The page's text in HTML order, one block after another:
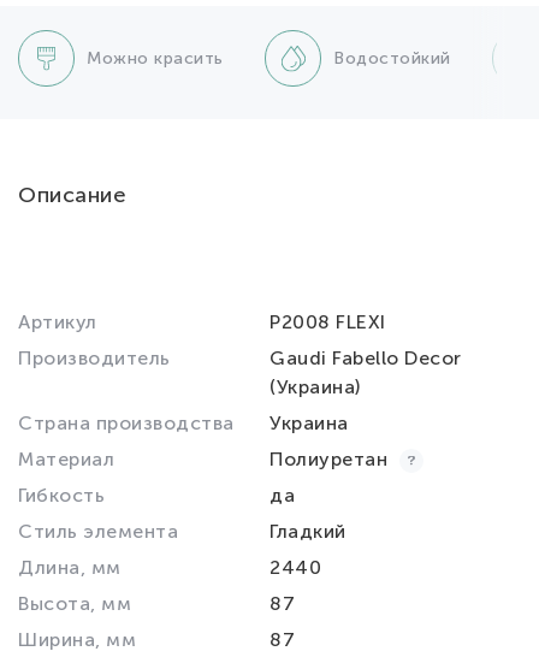
Можно красить Водостойкий
Описание
Артикул
P2008 FLEXI
Производитель
Gaudi Fabello Decor
(Украина)
Страна производства
Украина
Материал
Полиуретан
Гибкость
да
Стиль элемента
Гладкий
Длина, мм
2440
Высота, мм
87
Ширина, мм
87